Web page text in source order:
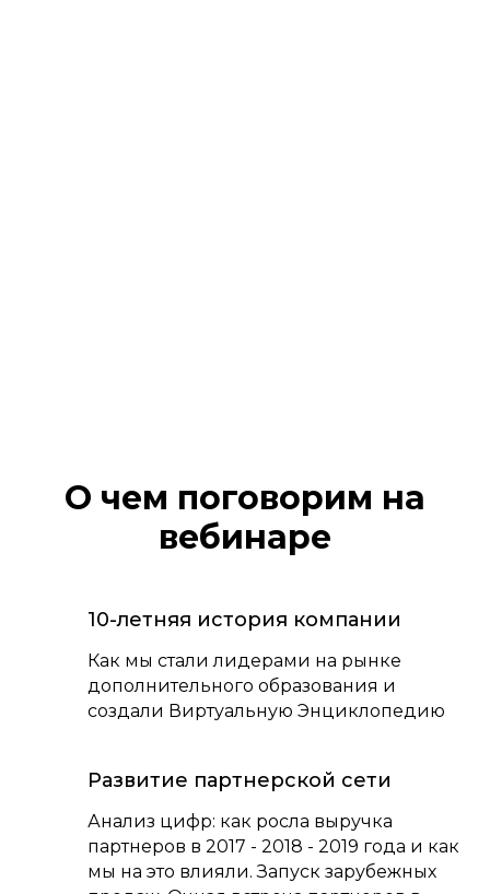
О чем поговорим на
вебинаре
10-летняя история компании
Как мы стали лидерами на рынке
дополнительного образования и
создали Виртуальную Энциклопедию
Развитие партнерской сети
Анализ цифр: как росла выручка
партнеров в 2017 - 2018 - 2019 года и как
мы на это влияли. Запуск зарубежных